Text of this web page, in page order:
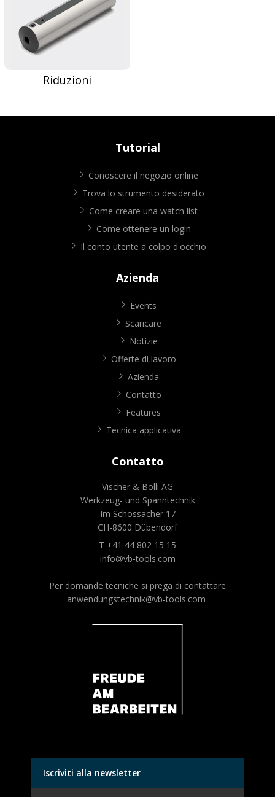
Riduzioni
Tutorial
Conoscere il negozio online
Trova lo strumento desiderato
Come creare una watch list
Come ottenere un login
Il conto utente a colpo d'occhio
Azienda
Events
Scaricare
Notizie
Offerte di lavoro
Azienda
Contatto
Features
Tecnica applicativa
Contatto
Vischer & Bolli AG
Werkzeug- und Spanntechnik
Im Schossacher 17
CH-8600 Dübendorf
T +41 44 802 15 15
info@vb-tools.com
Per domande tecniche si prega di contattare
anwendungstechnik@vb-tools.com
Iscriviti alla newsletter